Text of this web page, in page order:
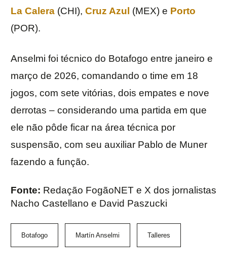
La Calera (CHI), Cruz Azul (MEX) e Porto
(POR).
Anselmi foi técnico do Botafogo entre janeiro e
março de 2026, comandando o time em 18
jogos, com sete vitórias, dois empates e nove
derrotas – considerando uma partida em que
ele não pôde ficar na área técnica por
suspensão, com seu auxiliar Pablo de Muner
fazendo a função.
Fonte: Redação FogãoNET e X dos jornalistas
Nacho Castellano e David Paszucki
Botafogo Martín Anselmi Talleres